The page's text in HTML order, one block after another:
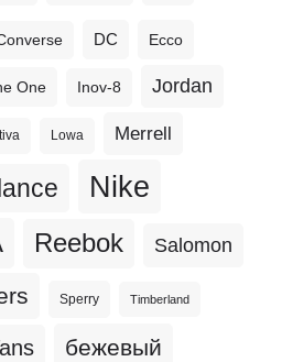
DC Ecco
One Inov-8 Jordan
Lowa Merrell
Nike
Reebok Salomon
Sperry Timberland
бежевый